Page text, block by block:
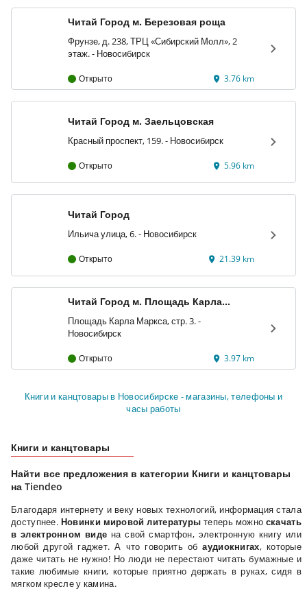
Читай Город м. Березовая роща
Фрунзе, д. 238, ТРЦ «Сибирский Молл», 2
этаж. - Новосибирск
Открыто 3.76 km
Читай Город м. Заельцовская
Красный проспект, 159. - Новосибирск
Открыто 5.96 km
Читай Город
Ильича улица, 6. - Новосибирск
Открыто 21.39 km
Читай Город м. Площадь Карла
Площадь Карла Маркса, стр. 3. -
Новосибирск
Открыто 3.97 km
Книги и канцтовары в Новосибирске - магазины, телефоны и
часы работы
Книги и канцтовары
Найти все предложения в категории Книги и канцтовары
на Tiendeo
Благодаря интернету и веку новых технологий, информация стала
доступнее. Новинки мировой литературы теперь можно скачать
в электронном виде на свой смартфон, электронную книгу или
любой другой гаджет. А что говорить обаудиокнигах, которые
даже читать не нужно! Но люди не перестают читать бумажные и
такие любимые книги, которые приятно держать в руках, сидя в
мягком кресле у камина.